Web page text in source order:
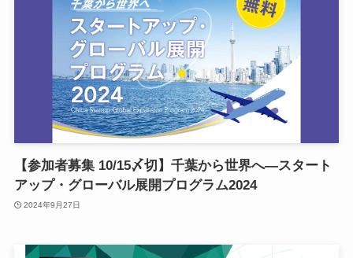
【参加者募集 10/15〆切】千葉から世界へ―スタート
アップ・グローバル展開プログラム2024
2024年9月27日